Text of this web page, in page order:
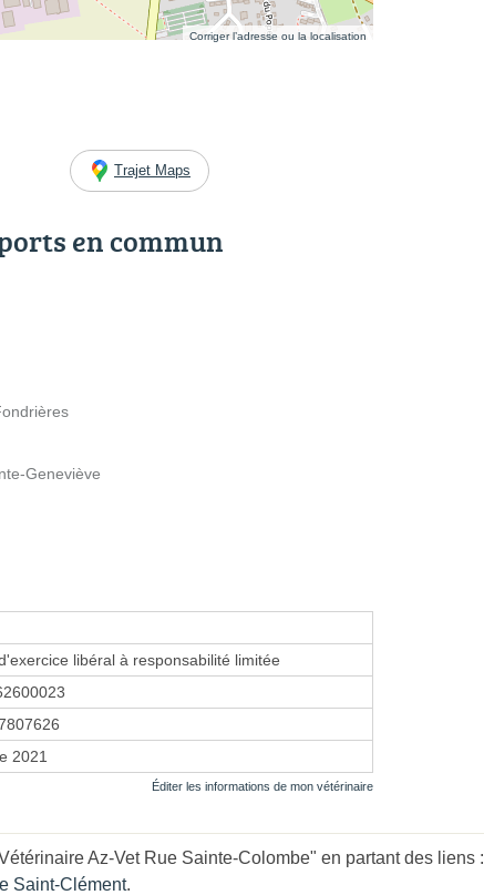
Corriger l’adresse ou la localisation
Trajet Maps
en commun
Geneviève
libéral à responsabilité limitée
2021
Éditer les informations de mon vétérinaire
Az-Vet Rue Sainte-Colombe" en partant des liens :
Saint-Clément.